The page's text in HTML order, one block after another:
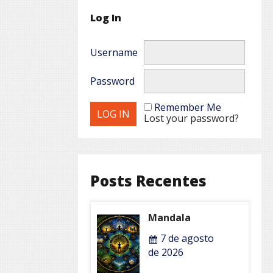
Log In
Username
Password
Remember Me
Lost your password?
Posts Recentes
Mandala
7 de agosto
de 2026